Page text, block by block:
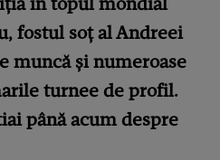
fostul soț al Andreei
muncă și numeroase
turnee de profil.
până acum despre